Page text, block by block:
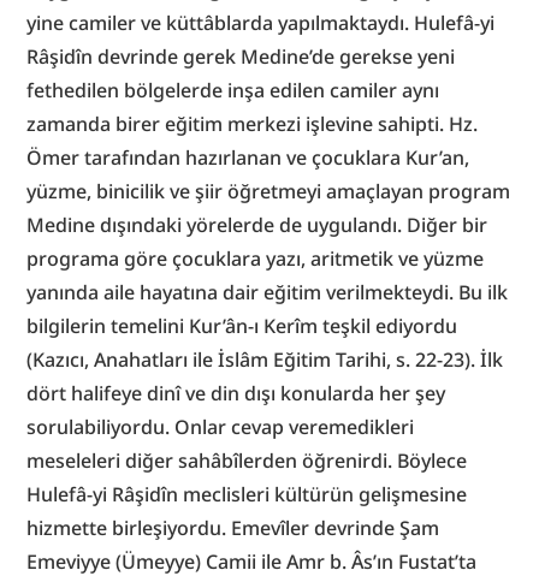
yine camiler ve küttâblarda yapılmaktaydı. Hulefâ-yi
Râşidîn devrinde gerek Medine’de gerekse yeni
fethedilen bölgelerde inşa edilen camiler aynı
zamanda birer eğitim merkezi işlevine sahipti. Hz.
Ömer tarafından hazırlanan ve çocuklara Kur’an,
yüzme, binicilik ve şiir öğretmeyi amaçlayan program
Medine dışındaki yörelerde de uygulandı. Diğer bir
programa göre çocuklara yazı, aritmetik ve yüzme
yanında aile hayatına dair eğitim verilmekteydi. Bu ilk
bilgilerin temelini Kur’ân-ı Kerîm teşkil ediyordu
(Kazıcı, Anahatları ile İslâm Eğitim Tarihi, s. 22-23). İlk
dört halifeye dinî ve din dışı konularda her şey
sorulabiliyordu. Onlar cevap veremedikleri
meseleleri diğer sahâbîlerden öğrenirdi. Böylece
Hulefâ-yi Râşidîn meclisleri kültürün gelişmesine
hizmette birleşiyordu. Emevîler devrinde Şam
Emeviyye (Ümeyye) Camii ile Amr b. Âs’ın Fustat’ta